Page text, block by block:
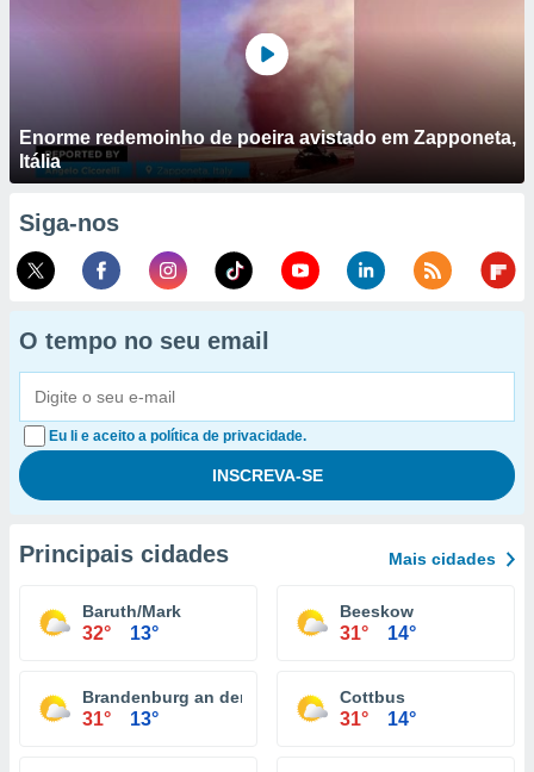
Enorme redemoinho de poeira avistado em Zapponeta,
Itália
Siga-nos
O tempo no seu email
Eu li e aceito a política de privacidade.
Principais cidades Mais cidades
Baruth/Mark
32° 13°
Beeskow
31° 14°
Brandenburg an der Havel
31° 13°
Cottbus
31° 14°